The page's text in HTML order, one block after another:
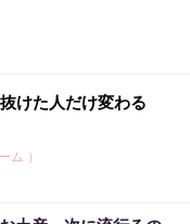
けた人だけ変わる
ム ）